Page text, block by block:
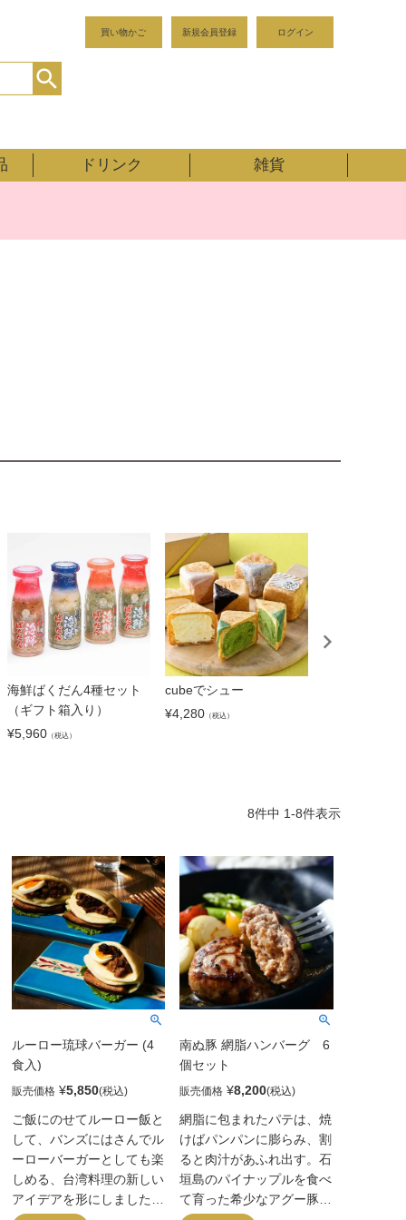
買い物かご 新規会員登録 ログイン
ドリンク 雑貨
海鮮ばくだん4種セット
（ギフト箱入り）
¥5,960 （税込）
cubeでシュー
¥4,280 （税込）
8件中 1-8件表示
ルーロー琉球バーガー (4
食入)
販売価格 ¥5,850
ご飯にのせてルーロー飯と
して、バンズにはさんでル
ーローバーガーとしても楽
しめる、台湾料理の新しい
アイデアを形にしました。
南ぬ豚 網脂ハンバーグ 6
個セット
販売価格 ¥8,200
網脂に包まれたパテは、焼
けばパンパンに膨らみ、割
ると肉汁があふれ出す。石
垣島のパイナップルを食べ
て育った希少なアグー豚